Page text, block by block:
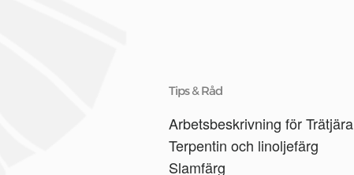
Tips & Råd
Arbetsbeskrivning för Trätjära
Terpentin och linoljefärg
Slamfärg